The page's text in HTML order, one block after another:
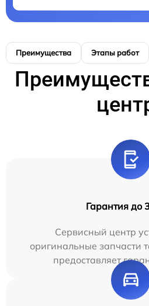
Преимущества Этапы работ
Гарантия до
Сервисный центр
оригинальные запчасти
предоставляет